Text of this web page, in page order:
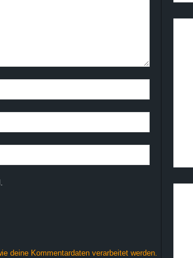
deine Kommentardaten verarbeitet werden.